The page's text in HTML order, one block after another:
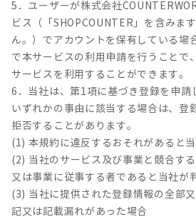
5．ユーザーが株式会社
ビス（「SHOPCOUNTER」を含みま
ん。）でアカウントを保有している場
で本サービスの利用申請を行うことで
サービスを利用することができます。
6．当社は、第1項に基づき登録を申請
いずれかの事由に該当する場合は、登
拒否することがあります。
(1) 本規約に違反するおそれがあると
(2) 当社のサービス及び事業と競合す
又は事業に従事する者であると当社が
(3) 当社に提供された登録情報の全部
記又は記載漏れがあった場合